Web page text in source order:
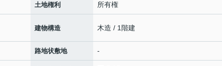
土地権利 所有権
建物構造 木造 / 1階建
路地状敷地 -